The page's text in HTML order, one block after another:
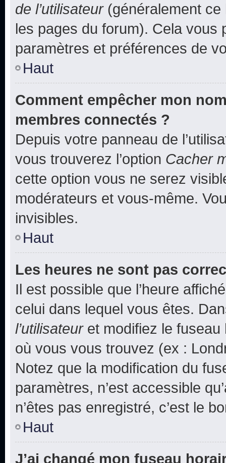
de l’utilisateur(généralement ce
les pages du forum). Cela vous
paramètres et préférences de
Haut
Comment empêcher mon
membres connectés ?
Depuis votre panneau de
vous trouverez l’option Cacher
cette option vous ne serez
modérateurs et vous-même.
invisibles.
Haut
Les heures ne sont pas
Il est possible que l’heure
celui dans lequel vous êtes.
l’utilisateuret modifiez le fuseau
où vous vous trouvez (ex :
Notez que la modification du
paramètres, n’est accessible
n’êtes pas enregistré, c’est le
Haut
J’ai changé mon fuseau